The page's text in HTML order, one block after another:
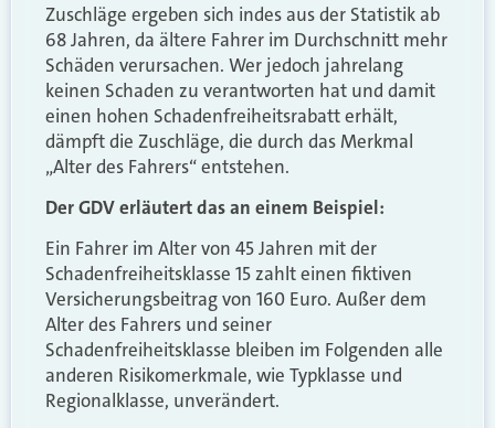
Zuschläge ergeben sich indes aus der Statistik ab
68 Jahren, da ältere Fahrer im Durchschnitt mehr
Schäden verursachen. Wer jedoch jahrelang
keinen Schaden zu verantworten hat und damit
einen hohen Schadenfreiheitsrabatt erhält,
dämpft die Zuschläge, die durch das Merkmal
„Alter des Fahrers“ entstehen.
Der GDV erläutert das an einem Beispiel:
Ein Fahrer im Alter von 45 Jahren mit der
Schadenfreiheitsklasse 15 zahlt einen fiktiven
Versicherungsbeitrag von 160 Euro. Außer dem
Alter des Fahrers und seiner
Schadenfreiheitsklasse bleiben im Folgenden alle
anderen Risikomerkmale, wie Typklasse und
Regionalklasse, unverändert.